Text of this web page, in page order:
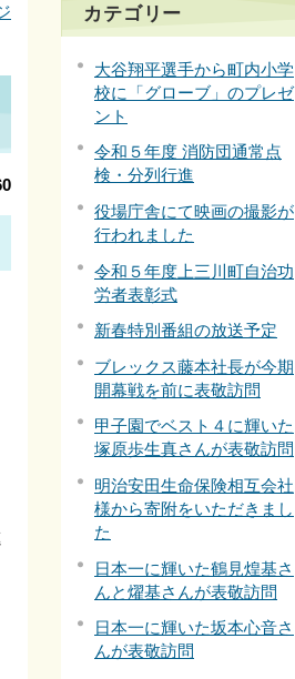
カテゴリー
大谷翔平選手から町内小学
校に「グローブ」のプレゼ
ント
令和５年度 消防団通常点
検・分列行進
役場庁舎にて映画の撮影が
行われました
令和５年度上三川町自治功
労者表彰式
新春特別番組の放送予定
ブレックス藤本社長が今期
開幕戦を前に表敬訪問
甲子園でベスト４に輝いた
塚原歩生真さんが表敬訪問
明治安田生命保険相互会社
様から寄附をいただきまし
た
日本一に輝いた鶴見煌基さ
んと燿基さんが表敬訪問
日本一に輝いた坂本心音さ
んが表敬訪問